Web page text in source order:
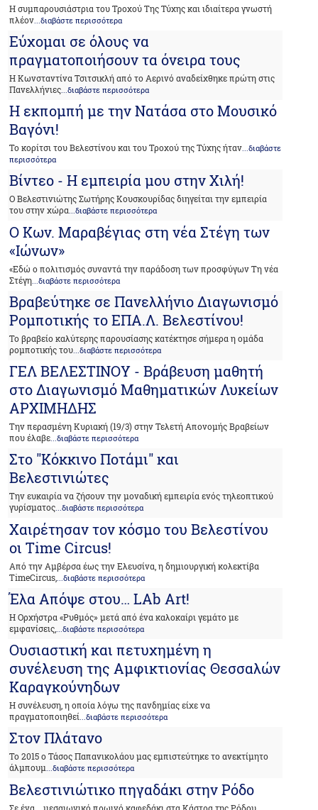
Η συμπαρουσιάστρια του Τροχού Της Τύχης και ιδιαίτερα γνωστή
πλέον ...διαβάστε περισσότερα
Εύχομαι σε όλους να
πραγματοποιήσουν τα όνειρα τους
Η Κωνσταντίνα Τσιτσικλή από το Αερινό αναδείχθηκε πρώτη στις
Πανελλήνιες...διαβάστε περισσότερα
Η εκπομπή με την Νατάσα στο Μουσικό
Βαγόνι!
Το κορίτσι του Βελεστίνου και του Τροχού της Τύχης ήταν...διαβάστε
περισσότερα
Βίντεο - Η εμπειρία μου στην Χιλή!
Ο Βελεστινιώτης Σωτήρης Κουσκουρίδας διηγείται την εμπειρία
του στην χώρα...διαβάστε περισσότερα
Ο Κων. Μαραβέγιας στη νέα Στέγη των
«Ιώνων»
«Εδώ ο πολιτισμός συναντά την παράδοση των προσφύγων Τη νέα
Στέγη ...διαβάστε περισσότερα
Βραβεύτηκε σε Πανελλήνιο Διαγωνισμό
Ρομποτικής το ΕΠΑ.Λ. Βελεστίνου!
Το βραβείο καλύτερης παρουσίασης κατέκτησε σήμερα η ομάδα
ρομποτικής του...διαβάστε περισσότερα
ΓΕΛ ΒΕΛΕΣΤΙΝΟΥ - Βράβευση μαθητή
στο Διαγωνισμό Μαθηματικών Λυκείων
ΑΡΧΙΜΗΔΗΣ
Την περασμένη Κυριακή (19/3) στην Τελετή Απονομής Βραβείων
που έλαβε...διαβάστε περισσότερα
Στο "Κόκκινο Ποτάμι" και
Βελεστινιώτες
Την ευκαιρία να ζήσουν την μοναδική εμπειρία ενός τηλεοπτικού
γυρίσματος...διαβάστε περισσότερα
Χαιρέτησαν τον κόσμο του Βελεστίνου
οι Time Circus!
Από την Αμβέρσα έως την Ελευσίνα, η δημιουργική κολεκτίβα
TimeCircus,
...διαβάστε περισσότερα
Έλα Απόψε στου… LAb Art!
Η Ορχήστρα «Ρυθμός» μετά από ένα καλοκαίρι γεμάτο με
εμφανίσεις,...διαβάστε περισσότερα
Ουσιαστική και πετυχημένη η
συνέλευση της Αμφικτιονίας Θεσσαλών
Καραγκούνηδων
Η συνέλευση, η οποία λόγω της πανδημίας είχε να
πραγματοποιηθεί...διαβάστε περισσότερα
Στον Πλάτανο
Το 2015 ο Τάσος Παπανικολάου μας εμπιστεύτηκε το ανεκτίμητο
άλμπουμ...διαβάστε περισσότερα
Βελεστινιώτικο πηγαδάκι στην Ρόδο
Σε ένα... μεσαιωνικό πρωινό καφεδάκι στα Κάστρα της Ρόδου